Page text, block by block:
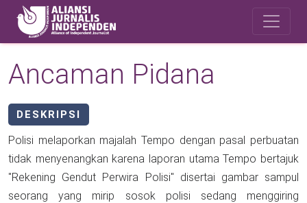
Skip to main content
Ancaman Pidana
DESKRIPSI
Polisi melaporkan majalah Tempo dengan pasal perbuatan
tidak menyenangkan karena laporan utama Tempo bertajuk
"Rekening Gendut Perwira Polisi" disertai gambar sampul
seorang yang mirip sosok polisi sedang menggiring